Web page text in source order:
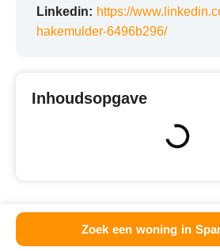
Linkedin: https://
hakemulder-6496b296/
Inhoudsopgave
Zoek een woning in